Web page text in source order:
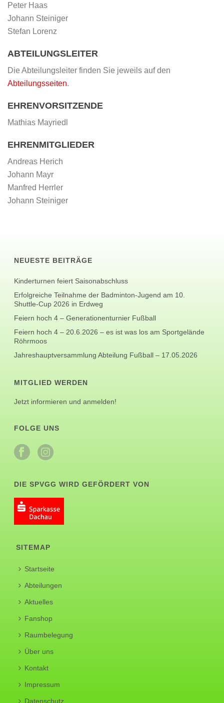
Peter Haas
Johann Steiniger
Stefan Lorenz
ABTEILUNGSLEITER
Die Abteilungsleiter finden Sie jeweils auf den
Abteilungsseiten.
EHRENVORSITZENDE
Mathias Mayriedl
EHRENMITGLIEDER
Andreas Herich
Johann Mayr
Manfred Herrler
Johann Steiniger
NEUESTE BEITRÄGE
Kinderturnen feiert Saisonabschluss
Erfolgreiche Teilnahme der Badminton-Jugend am 10.
Shuttle-Cup 2026 in Erdweg
Feiern hoch 4 – Generationenturnier Fußball
Feiern hoch 4 – 20.6.2026 – es ist was los am Sportgelände
Röhrmoos
Jahreshauptversammlung Abteilung Fußball – 17.05.2026
MITGLIED WERDEN
Jetzt informieren und anmelden!
FOLGE UNS
DIE SPVGG WIRD GEFÖRDERT VON
SITEMAP
Startseite
Abteilungen
Aktuelles
Fanshop
Raumbelegung
Über uns
Kontakt
Impressum
Datenschutz